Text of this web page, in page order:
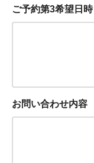
ご予約第3希望日時
お問い合わせ内容